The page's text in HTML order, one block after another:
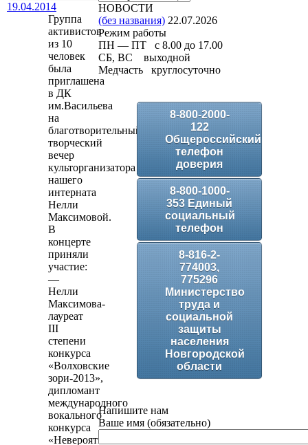
19.04.2014
Группа
активистов
из 10
человек
была
приглашена
в ДК
им.Васильева
на
благотворительный
творческий
вечер
культорганизатора
нашего
интерната
Нелли
Максимовой.
В
концерте
приняли
участие:
—
Нелли
Максимова-
лауреат
III
степени
конкурса
«Волховские
зори-2013»,
дипломант
международного
вокального
конкурса
«Невероятный
НОВОСТИ
(без названия) 22.07.2026
Режим работы
ПН — ПТ с 8.00 до 17.00
СБ, ВС выходной
Медчасть круглосуточно
8-800-2000-
122
Общероссийский
телефон
доверия
8-800-1000-
353 Единый
социальный
телефон
8-816-2-
774003,
775296
Министерство
труда и
социальной
защиты
населения
Новгородской
области
Напишите нам
Ваше имя (обязательно)